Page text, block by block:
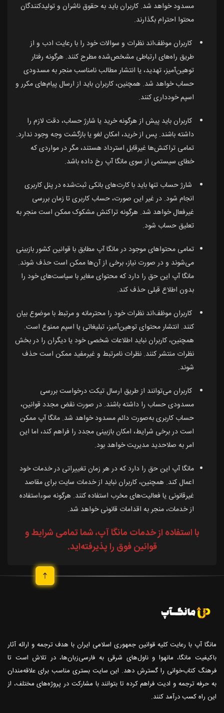
مسدود خواهد شد. کاربران باید به حقوق ناشران و تولیدکنندگان
محتوا احترام بگذارند.
کاربران موظف‌اند نظرات و سوالات خود را با رعایت ادب و از
طریق راه‌های ارتباطی مشخص‌شده مطرح کنند. هرگونه رفتار
توهین‌آمیز، تهدید، یا انتشار مطالب نامناسب منجر به مسدودی
حساب خواهد شد. همچنین، کاربران باید از ارسال پیام‌های مکرر و
اسپم خودداری کنند.
کاربران باید پیش از هرگونه خرید یا شارژ حساب، دقت لازم را
داشته باشند. پس از خرید، امکان لغو یا بازگشت وجه وجود ندارد.
تمامی تراکنش‌ها غیرقابل استرداد هستند، مگر در مواردی که
خطای سیستمی از سوی مانگا آپ رخ داده باشد.
شارژ حساب تنها باید با کارت‌های بانکی ثبت‌شده در پنل کاربری
انجام شود. در غیر این صورت، حساب کاربری تا زمان بررسی
غیرفعال خواهد شد. هرگونه تراکنش مشکوک ممکن است منجر به
تعلیق حساب شود.
تمامی محتواهای موجود در مانگا آپ مطابق با قوانین کشور بازبینی
می‌شوند و در صورت نیاز، برخی از آن‌ها ممکن است حذف شوند.
مانگا آپ این حق را دارد که محتوای مغایر با سیاست‌های خود را
بدون اطلاع قبلی حذف کند.
کاربران موظف‌اند نظرات خود را محترمانه و مرتبط با موضوع بیان
کنند. انتشار محتوای توهین‌آمیز، تبلیغاتی یا اسپم ممنوع است.
همچنین، کاربران نباید اطلاعات شخصی خود یا دیگران را در بخش
نظرات منتشر کنند. نظرات نامرتبط و غیرمفید ممکن است حذف
شوند.
کاربران می‌توانند از طریق ارسال تیکت درخواست بررسی
مسدودی حساب را داشته باشند. در صورت نقض مجدد قوانین،
حساب کاربری به‌صورت دائم مسدود خواهد شد. مانگا آپ ممکن
است در برخی شرایط، امکان بازبینی مجدد را فراهم کند، اما این
امر به صلاحدید مدیریت خواهد بود.
مانگا آپ این حق را دارد که در هر زمان تغییراتی در خدمات خود
اعمال کند. همچنین، کاربران نباید از خدمات سایت برای مقاصد
غیرقانونی یا فعالیت‌های مخرب استفاده کنند. هرگونه سوءاستفاده
از خدمات، منجر به اقدامات قانونی خواهد شد.
با استفاده از خدمات مانگا آپ، شما تمامی شرایط و
قوانین فوق را پذیرفته‌اید.
مانگا آپ با رعایت کلیه قوانین جمهوری اسلامی ایران با هدف ترجمه و ارائه آثار
باکیفیت مانگا، مانهوا و ناول‌های شرقی به فارسی‌زبان‌ها، در تلاش است تا
فرهنگ کتاب‌خوانی را گسترش دهد. این سایت بستری مناسب برای علاقه‌مندان
به حرفه ترجمه و ادیت فراهم کرده تا بتوانند با مشارکت در پروژه‌های مختلف، از
این راه کسب درآمد کنند.